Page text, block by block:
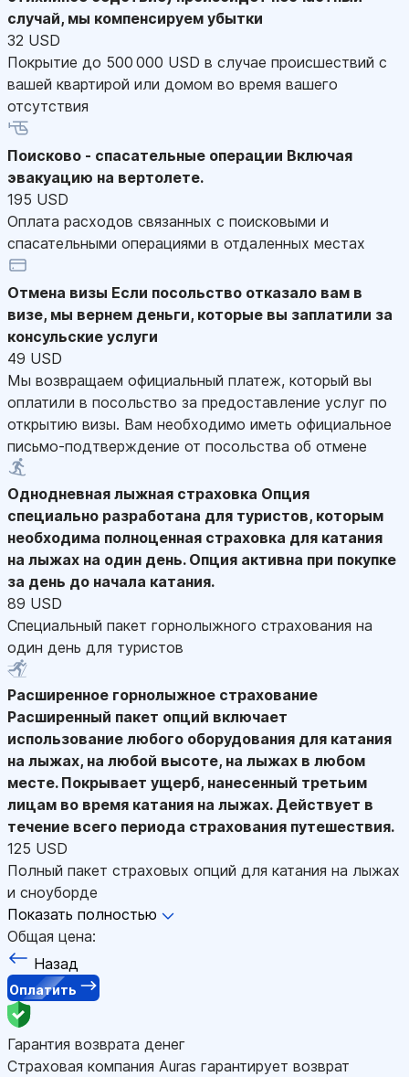
случай, мы компенсируем убытки
32 USD
Покрытие до 500 000 USD в случае происшествий с
вашей квартирой или домом во время вашего
отсутствия
Поисково - спасательные операции Включая
эвакуацию на вертолете.
195 USD
Оплата расходов связанных с поисковыми и
спасательными операциями в отдаленных местах
Отмена визы Если посольство отказало вам в
визе, мы вернем деньги, которые вы заплатили за
консульские услуги
49 USD
Мы возвращаем официальный платеж, который вы
оплатили в посольство за предоставление услуг по
открытию визы. Вам необходимо иметь официальное
письмо-подтверждение от посольства об отмене
Однодневная лыжная страховка Опция
специально разработана для туристов, которым
необходима полноценная страховка для катания
на лыжах на один день. Опция активна при покупке
за день до начала катания.
89 USD
Специальный пакет горнолыжного страхования на
один день для туристов
Расширенное горнолыжное страхование
Расширенный пакет опций включает
использование любого оборудования для катания
на лыжах, на любой высоте, на лыжах в любом
месте. Покрывает ущерб, нанесенный третьим
лицам во время катания на лыжах. Действует в
течение всего периода страхования путешествия.
125 USD
Полный пакет страховых опций для катания на лыжах
и сноуборде
Показать полностью
Общая цена:
Назад
Оплатить
Гарантия возврата денег
Страховая компания Auras гарантирует возврат